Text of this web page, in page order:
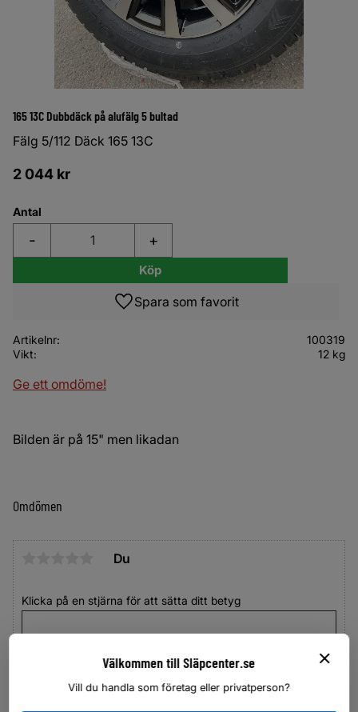
165 13C Dubbdäck på alufälg 5 bultad
Fälg 5/112 Däck 165 13C
2 044 kr
Antal
+
-
Köp
Lägg till i favoriter
Artikelnr
100319
Vikt
12 kg
Ge ett omdöme!
Bilden är på 15" men likadan
Omdömen
Du
Klicka på en stjärna för att sätta ditt betyg
Välkommen till Släpcenter.se
Vill du handla som företag eller privatperson?